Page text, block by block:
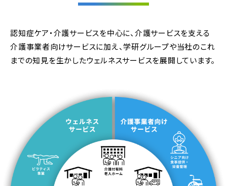
認知症ケア・介護サービスを中心に、介護サービスを支える
介護事業者向けサービスに加え、学研グループや当社のこれ
までの知見を生かしたウェルネスサービスを展開しています。